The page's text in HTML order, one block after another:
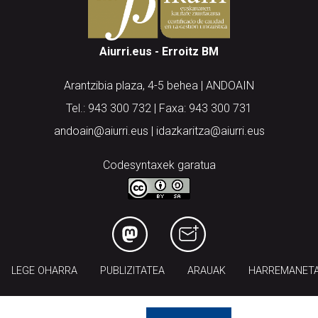
Aiurri.eus - Erroitz BM
Arantzibia plaza, 4-5 behea | ANDOAIN
Tel.: 943 300 732 | Faxa: 943 300 731
andoain@aiurri.eus | idazkaritza@aiurri.eus
Codesyntaxek garatua
LEGE OHARRA PUBLIZITATEA ARAUAK